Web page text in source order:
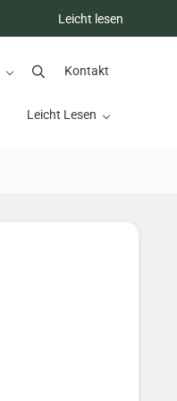
Leicht lesen
SuchenKontakt
Leicht Lesen